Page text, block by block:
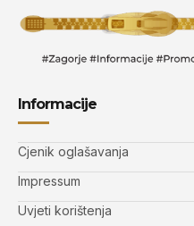
Informacije
Cjenik oglašavanja
Impressum
Uvjeti korištenja